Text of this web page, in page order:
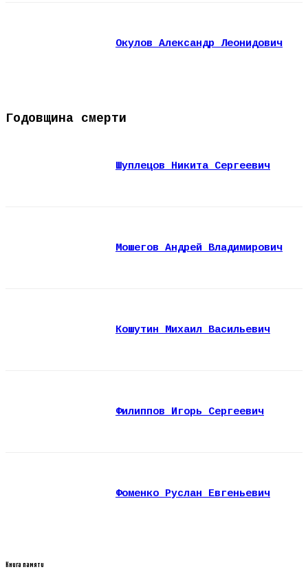
Окулов Александр Леонидович
Годовщина смерти
Шуплецов Никита Сергеевич
Мошегов Андрей Владимирович
Кошутин Михаил Васильевич
Филиппов Игорь Сергеевич
Фоменко Руслан Евгеньевич
Книга памяти